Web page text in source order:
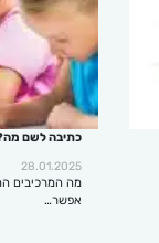
כתיבה לשם
28.01.2025
מה המרכיבים
אפשר…